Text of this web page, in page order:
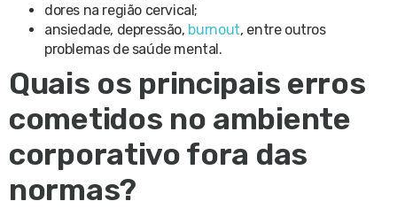
dores na região cervical;
ansiedade, depressão, burnout, entre outros
problemas de saúde mental.
Quais os principais erros
cometidos no ambiente
corporativo fora das
normas?